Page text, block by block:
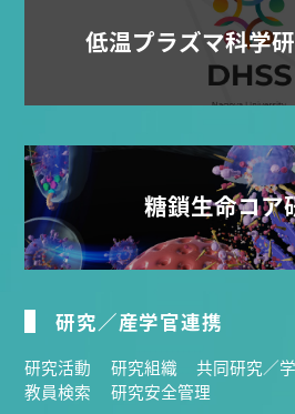
低温プラズマ科学
糖鎖生命コア
研究／産学官連携
研究活動 研究組織
共同研究／
教員検索
研究安全管理